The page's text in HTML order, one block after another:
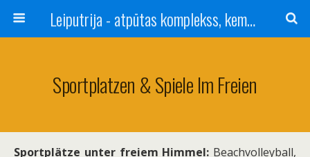
Leiputrija - atpūtas komplekss, kempings, viesu nams pie Rīgas / Camping, caravan site, bed and breakfast near Riga / Camping, caravanas, bungalows Letonia / Campingplatz, Caravanpark, Zimmer in Lettland / Kемпинг и гостевой дом к Риги
Sportplatzen & Spiele Im Freien
Sportplätze unter freiem Himmel: Beachvolleyball,